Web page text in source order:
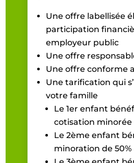
Une offre labellisée
participation
employeur public
Une offre
Une offre conforme
Une tarification qui
votre famille
Le 1er enfant
cotisation minorée
Le 2ème enfant
minoration de 50%